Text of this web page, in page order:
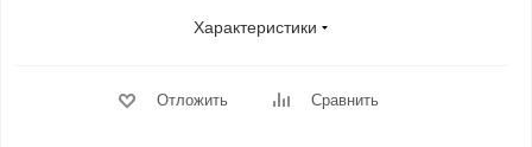
Характеристики
Отложить Сравнить